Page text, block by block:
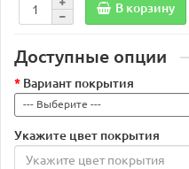
В корзину
Доступные опции
Вариант покрытия
Укажите цвет покрытия